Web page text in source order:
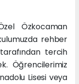
Özkocaman
rehber
tercih
Öğrencilerimiz
Lisesi veya